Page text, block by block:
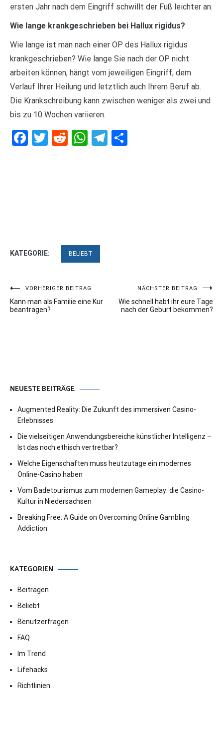
ersten Jahr nach dem Eingriff schwillt der Fuß leichter an.
Wie lange krankgeschrieben bei Hallux rigidus?
Wie lange ist man nach einer OP des Hallux rigidus
krankgeschrieben? Wie lange Sie nach der OP nicht
arbeiten können, hängt vom jeweiligen Eingriff, dem
Verlauf Ihrer Heilung und letztlich auch Ihrem Beruf ab.
Die Krankschreibung kann zwischen weniger als zwei und
bis zu 10 Wochen variieren.
Facebook
Twitter
RedditWhatsApp
Telegram
KATEGORIE: BELIEBT
Beitragsnavigation
VORHERIGER BEITRAG
Kann man als Familie eine Kur
beantragen?
NÄCHSTER BEITRAG
Wie schnell habt ihr eure Tage
nach der Geburt bekommen?
NEUESTE BEITRÄGE
Augmented Reality: Die Zukunft des immersiven Casino-
Erlebnisses
Die vielseitigen Anwendungsbereiche künstlicher Intelligenz –
Ist das noch ethisch vertretbar?
Welche Eigenschaften muss heutzutage ein modernes
Online-Casino haben
Vom Badetourismus zum modernen Gameplay: die Casino-
Kultur in Niedersachsen
Breaking Free: A Guide on Overcoming Online Gambling
Addiction
KATEGORIEN
Beitragen
Beliebt
Benutzerfragen
FAQ
Im Trend
Lifehacks
Richtlinien